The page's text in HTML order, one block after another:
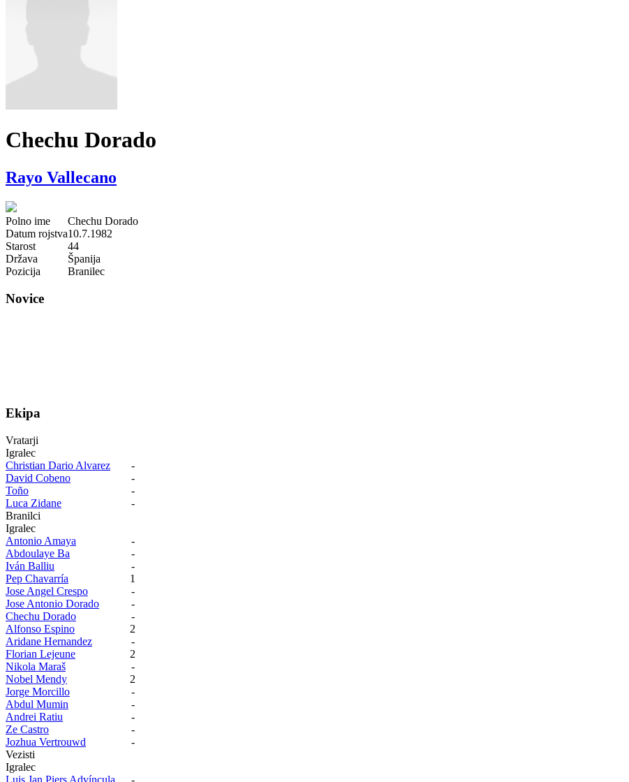
Chechu Dorado
Rayo Vallecano
Polno ime
Chechu Dorado
Datum rojstva10.7.1982
Starost
44
Država
Španija
Pozicija
Branilec
Novice
Ekipa
Vratarji
Igralec
Christian Dario Alvarez
-
David Cobeno
-
Toño
-
Luca Zidane
-
Branilci
Igralec
Antonio Amaya
-
Abdoulaye Ba
-
Iván Balliu
-
Pep Chavarría
1
Jose Angel Crespo
-
Jose Antonio Dorado
-
Chechu Dorado
-
Alfonso Espino
2
Aridane Hernandez
-
Florian Lejeune
2
Nikola Maraš
-
Nobel Mendy
2
Jorge Morcillo
-
Abdul Mumin
-
Andrei Ratiu
-
Ze Castro
-
Jozhua Vertrouwd
-
Vezisti
Igralec
Luis Jan Piers Advíncula
-